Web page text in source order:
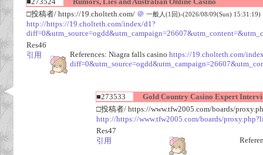
□投稿者/ https://19.cholteth.com/ ＠ 一般人(1回)-(2026/08/09(Sun) 15:31:19)
http://https://19.cholteth.com/index/d1?
Res46
引用
References: Niagra falls casino https://19.cholteth.com/
■273533
Gold Country Casino Expert
□投稿者/ https://www.tfw2005.com/boards/
http://https://www.tfw2005.com/boards/
Res47
引用